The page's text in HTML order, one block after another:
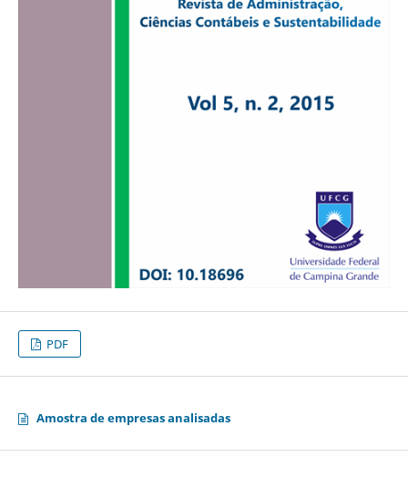
PDF
Amostra de empresas analisadas